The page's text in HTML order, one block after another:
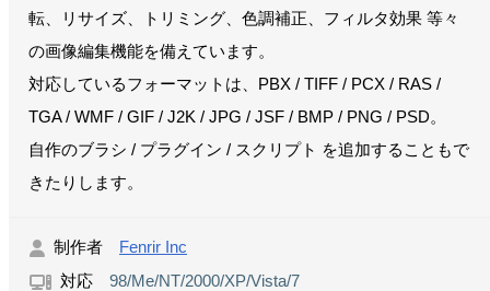
転、リサイズ、トリミング、色調補正、フィルタ効果 等々
の画像編集機能を備えています。
対応しているフォーマットは、PBX / TIFF / PCX / RAS /
TGA / WMF / GIF / J2K / JPG / JSF / BMP / PNG / PSD。
自作のブラシ / プラグイン / スクリプト を追加することもで
きたりします。
制作者 Fenrir Inc
対応 98/Me/NT/2000/XP/Vista/7